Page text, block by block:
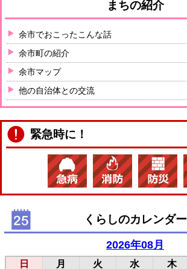
まちの紹介
余市でおこったこんな話
余市町の紹介
余市マップ
他の自治体との交流
緊急時に！
くらしのカレンダー